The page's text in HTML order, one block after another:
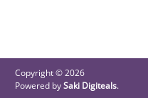
Copyright © 2026
Powered bySaki Digiteals.